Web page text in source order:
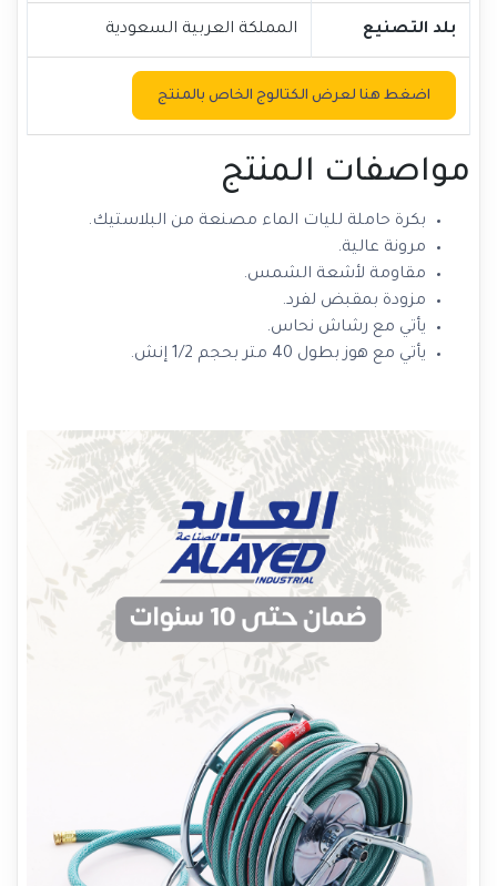
بلد التصنيع المملكة العربية السعودية
اضغط هنا لعرض الكتالوج الخاص بالمنتج
مواصفات المنتج
بكرة حاملة لليات الماء مصنعة من البلاستيك.
مرونة عالية.
مقاومة لأشعة الشمس.
مزودة بمقبض لفرد.
يأتي مع رشاش نحاس.
يأتي مع هوز بطول 40 متر بحجم 1/2 إنش.